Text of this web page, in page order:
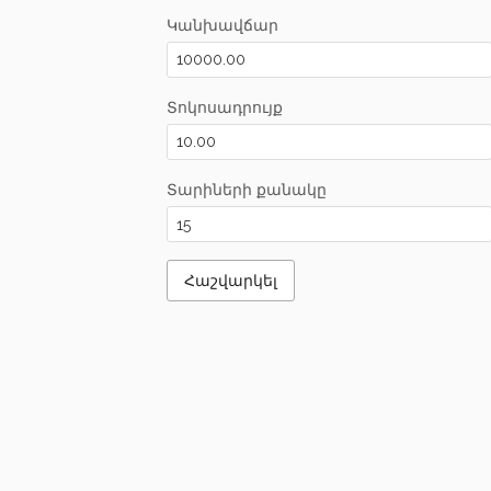
Կանխավճար
Տոկոսադրույք
Տարիների քանակը